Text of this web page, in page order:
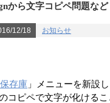
から文字コピペ問題など
12/18 お知らせ
存庫 」メニューを新設し
コピペで文字が化ける